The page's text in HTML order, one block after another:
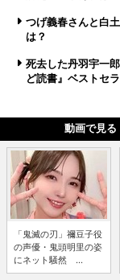
つげ義春さんと白
は？
死去した丹羽宇一
ど読書』ベストセ
動画で見る
「鬼滅の刃」禰豆子役
の声優・鬼頭明里の姿
にネット騒然 ...